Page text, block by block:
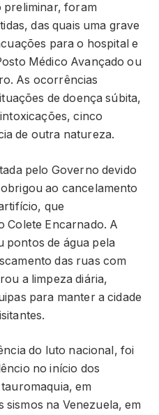
preliminar, foram
das quais uma grave
para o hospital e
Médico Avançado ou
As ocorrências
de doença súbita,
cinco
de outra natureza.
pelo Governo devido
ao cancelamento
que
Colete Encarnado. A
pontos de água pela
das ruas com
a limpeza diária,
para manter a cidade
do luto nacional, foi
no início dos
em
sismos na Venezuela, em